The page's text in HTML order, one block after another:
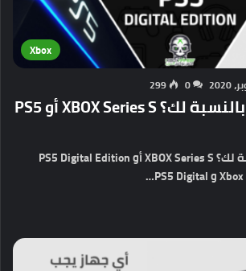
Xbox
0
299
أي جهاز أفضل بالنسبة لك؟ XBOX Series S أو PS5
أي جهاز أفضل بالنسبة لك؟ XBOX Series S أو PS5 Digital Edition